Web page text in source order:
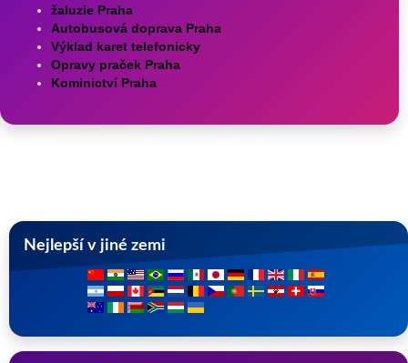
žaluzie Praha
Autobusová doprava Praha
Výklad karet telefonicky
Opravy praček Praha
Kominictví Praha
Nejlepší v jiné zemi